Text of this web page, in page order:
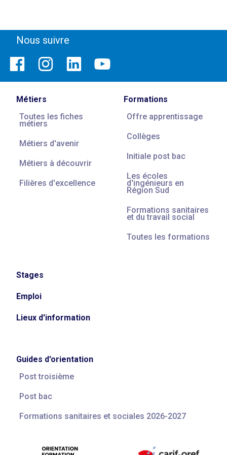
Nous suivre
Métiers
Toutes les fiches
métiers
Métiers d'avenir
Métiers à découvrir
Filières d'excellence
Formations
Offre apprentissage
Collèges
Initiale post bac
Les écoles
d'ingénieurs en
Région Sud
Formations sanitaires
et du travail social
Toutes les formations
Stages
Emploi
Lieux d'information
Guides d'orientation
Post troisième
Post bac
Formations sanitaires et sociales 2026-2027